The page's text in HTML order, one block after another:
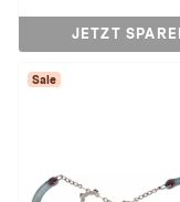
JETZT
Sale